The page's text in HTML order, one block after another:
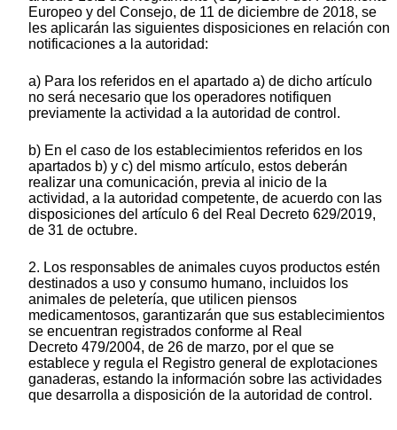
Europeo y del Consejo, de 11 de diciembre de 2018, se
les aplicarán las siguientes disposiciones en relación con
notificaciones a la autoridad:
a) Para los referidos en el apartado a) de dicho artículo
no será necesario que los operadores notifiquen
previamente la actividad a la autoridad de control.
b) En el caso de los establecimientos referidos en los
apartados b) y c) del mismo artículo, estos deberán
realizar una comunicación, previa al inicio de la
actividad, a la autoridad competente, de acuerdo con las
disposiciones del artículo 6 del Real Decreto 629/2019,
de 31 de octubre.
2. Los responsables de animales cuyos productos estén
destinados a uso y consumo humano, incluidos los
animales de peletería, que utilicen piensos
medicamentosos, garantizarán que sus establecimientos
se encuentran registrados conforme al Real
Decreto 479/2004, de 26 de marzo, por el que se
establece y regula el Registro general de explotaciones
ganaderas, estando la información sobre las actividades
que desarrolla a disposición de la autoridad de control.